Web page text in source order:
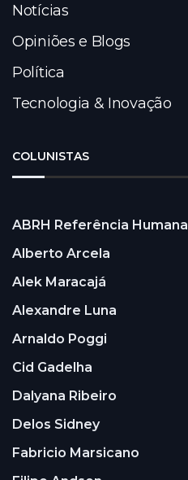
Notícias
Opiniões e Blogs
Política
Tecnologia & Inovação
COLUNISTAS
ABRH Referência Humana
Alberto Arcela
Alek Maracajá
Alexandre Luna
Arnaldo Poggi
Cid Gadelha
Dalyana Ribeiro
Delos Sidney
Fabricio Marsicano